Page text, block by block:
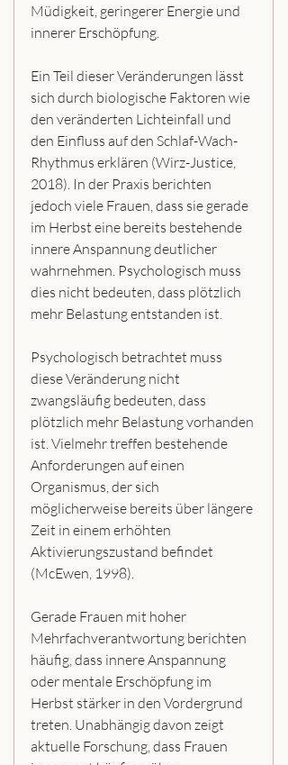
Müdigkeit, geringerer Energie und
innerer Erschöpfung.
Ein Teil dieser Veränderungen lässt
sich durch biologische Faktoren wie
den veränderten Lichteinfall und
den Einfluss auf den Schlaf-Wach-
Rhythmus erklären (Wirz-Justice,
2018). In der Praxis berichten
jedoch viele Frauen, dass sie gerade
im Herbst eine bereits bestehende
innere Anspannung deutlicher
wahrnehmen. Psychologisch muss
dies nicht bedeuten, dass plötzlich
mehr Belastung entstanden ist.
Psychologisch betrachtet muss
diese Veränderung nicht
zwangsläufig bedeuten, dass
plötzlich mehr Belastung vorhanden
ist. Vielmehr treffen bestehende
Anforderungen auf einen
Organismus, der sich
möglicherweise bereits über längere
Zeit in einem erhöhten
Aktivierungszustand befindet
(McEwen, 1998).
Gerade Frauen mit hoher
Mehrfachverantwortung berichten
häufig, dass innere Anspannung
oder mentale Erschöpfung im
Herbst stärker in den Vordergrund
treten. Unabhängig davon zeigt
aktuelle Forschung, dass Frauen